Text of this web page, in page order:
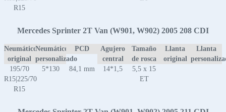
R15
Mercedes Sprinter 2T Van (W901, W902) 2005 208 CDI
Neumático
original
Neumático
personalizado
PCD
Agujero
central
Tamaño
de rosca
Llanta
original
Llanta
195/70
R15|225/70
R15
5*130 84,1 mm 14*1,5
5,5 x 15
ET